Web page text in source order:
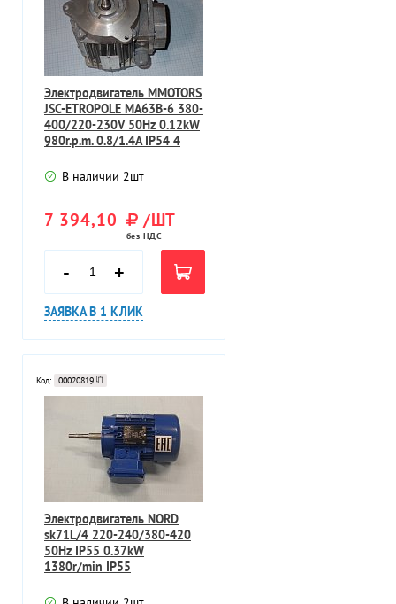
Электродвигатель MMOTORS
JSC-ETROPOLE MA63B-6 380-
400/220-230V 50Hz 0.12kW
980r.p.m. 0.8/1.4A IP54 4
В наличии 2шт
7 394,10 /ШТ
без НДС
- +
ЗАЯВКА В 1 КЛИК
Код: 00020819
Электродвигатель NORD
sk71L/4 220-240/380-420
50Hz IP55 0.37kW
1380r/min IP55